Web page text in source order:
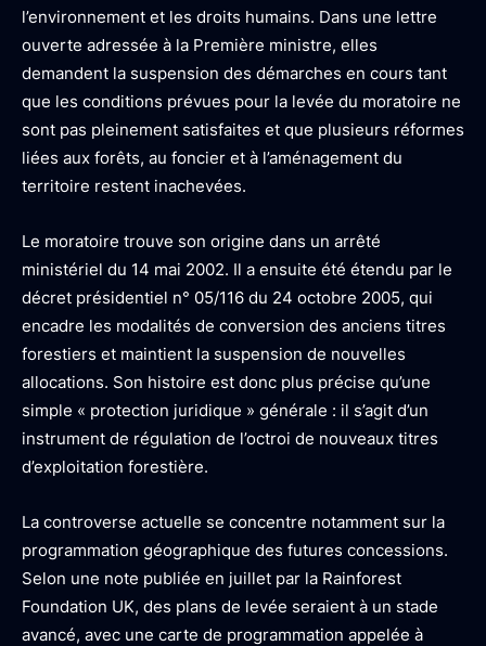
l’environnement et les droits humains. Dans une lettre
ouverte adressée à la Première ministre, elles
demandent la suspension des démarches en cours tant
que les conditions prévues pour la levée du moratoire ne
sont pas pleinement satisfaites et que plusieurs réformes
liées aux forêts, au foncier et à l’aménagement du
territoire restent inachevées.
Le moratoire trouve son origine dans un arrêté
ministériel du 14 mai 2002. Il a ensuite été étendu par le
décret présidentiel n° 05/116 du 24 octobre 2005, qui
encadre les modalités de conversion des anciens titres
forestiers et maintient la suspension de nouvelles
allocations. Son histoire est donc plus précise qu’une
simple « protection juridique » générale : il s’agit d’un
instrument de régulation de l’octroi de nouveaux titres
d’exploitation forestière.
La controverse actuelle se concentre notamment sur la
programmation géographique des futures concessions.
Selon une note publiée en juillet par la Rainforest
Foundation UK, des plans de levée seraient à un stade
avancé, avec une carte de programmation appelée à